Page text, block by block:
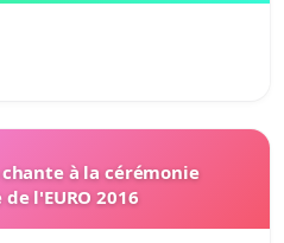
à la cérémonie
l'EURO 2016